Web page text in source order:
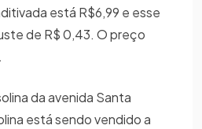
está R$6,99 e esse
de R$ 0,43. O preço
da avenida Santa
está sendo vendido a